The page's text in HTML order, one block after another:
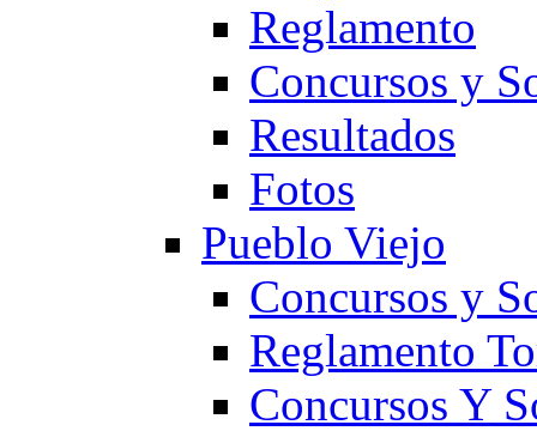
Reglamento
Concursos y
Resultados
Fotos
Pueblo Viejo
Concursos y
Reglamento
Concursos Y